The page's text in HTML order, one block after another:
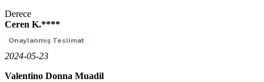
Derece
Ceren K.****
Onaylanmış Teslimat
2024-05-23
Valentino Donna Muadil